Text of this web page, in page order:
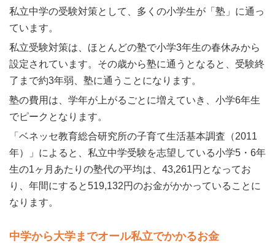
私立中学の受験対策として、多くの小学生が「塾」に通っ
ています。
私立受験対策は、ほとんどの塾で小学3年生の春休みから
設定されています。その歳から塾に通うとなると、受験終
了まで約3年弱、塾に通うことになります。
塾の費用は、学年が上がるごとに増えていき、小学6年生
でピークとなります。
「ベネッセ教育総合研究所の子育て生活基本調査（2011
年）」によると、私立中学受験を志望している小学5・6年
生の1ヶ月あたりの塾代の平均は、43,261円となってお
り、年間にすると519,132円のお金がかかっていることに
なります。
中学から大学までオール私立でかかるお金